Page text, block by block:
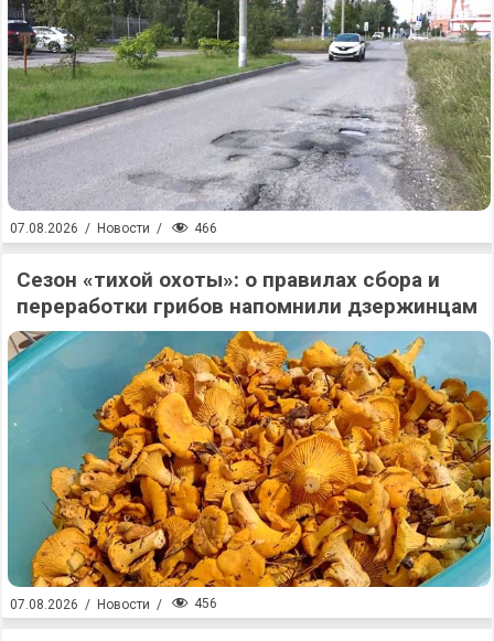
07.08.2026 / Новости / 466
Сезон «тихой охоты»: о правилах сбора и
переработки грибов напомнили дзержинцам
07.08.2026 / Новости / 456